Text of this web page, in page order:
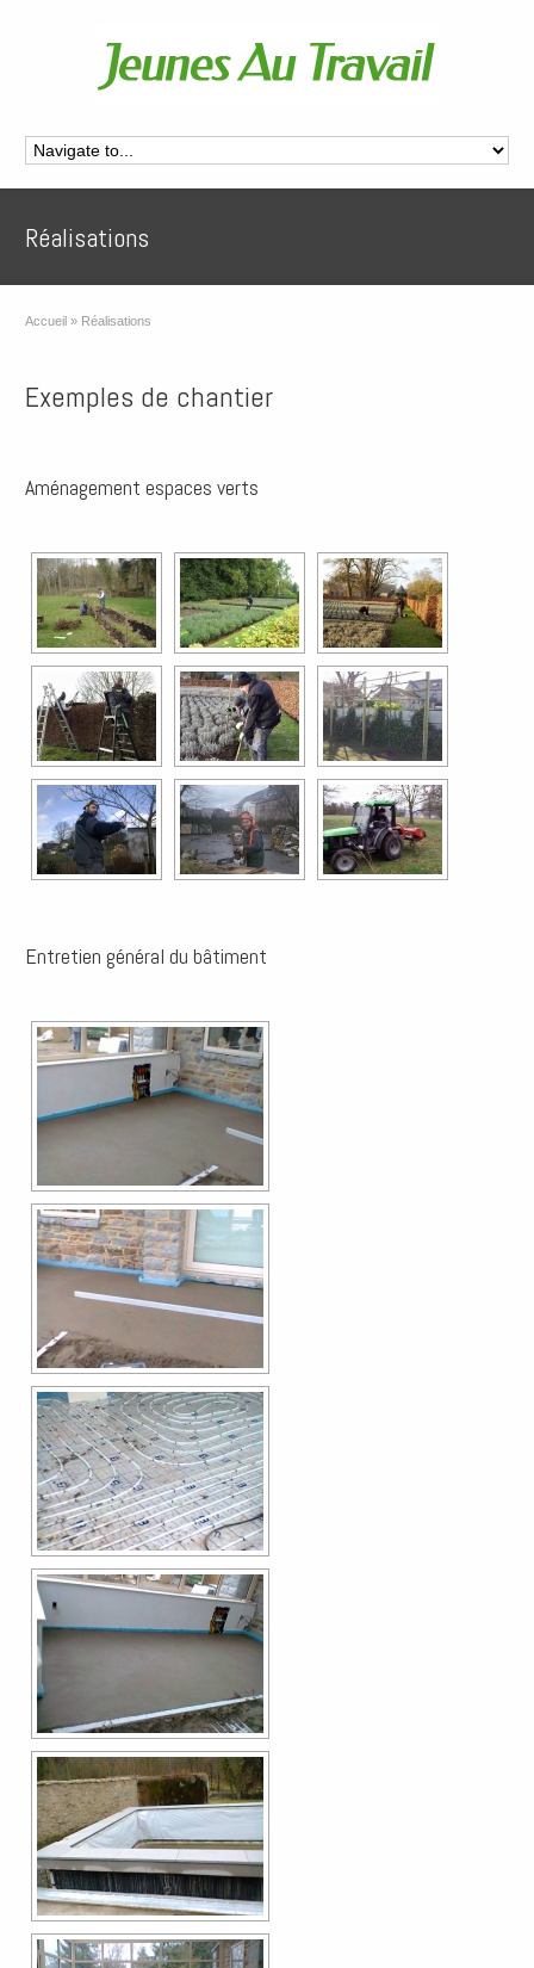
Réalisations
Accueil » Réalisations
Exemples de chantier
Aménagement espaces verts
Entretien général du bâtiment